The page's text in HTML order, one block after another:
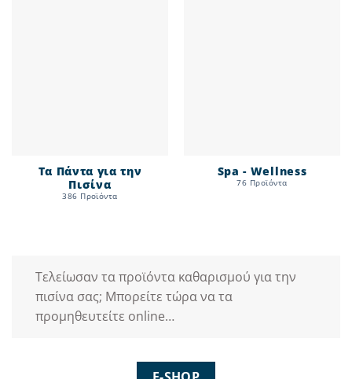
Τα Πάντα για την
Πισίνα
386 Προϊόντα
Spa - Wellness
76 Προϊόντα
Τελείωσαν τα προϊόντα καθαρισμού για την
πισίνα σας; Μπορείτε τώρα να τα
προμηθευτείτε online…